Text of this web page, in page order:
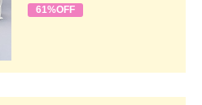
61%OFF